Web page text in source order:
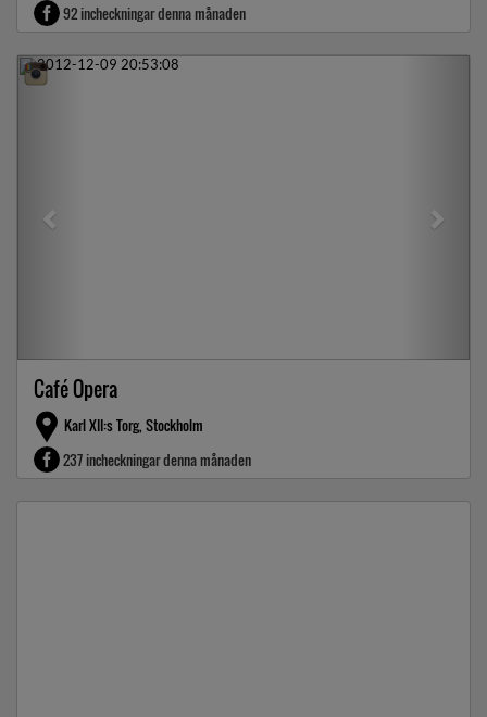
92 incheckningar denna månaden
Previous
Café Opera
Karl XII:s Torg, Stockholm
237 incheckningar denna månaden